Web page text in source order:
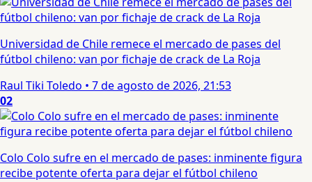
Universidad de Chile remece el mercado de pases del
fútbol chileno: van por fichaje de crack de La Roja
Raul Tiki Toledo • 7 de agosto de 2026, 21:53
02
Colo Colo sufre en el mercado de pases: inminente figura
recibe potente oferta para dejar el fútbol chileno